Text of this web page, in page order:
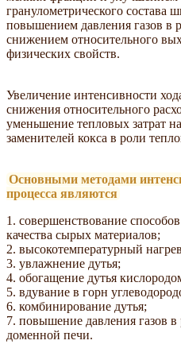
гранулометрического состава
повышением давления газов в
снижением относительного
физических свойств.
Увеличение интенсивности
снижения относительного
уменьшение тепловых затрат
заменителей кокса в роли
Основными методами
процесса являются
1. совершенствование
качества сырых материалов;
2. высокотемпературный
3. увлажнение дутья;
4. обогащение дутья
5. вдувание в горн
6. комбинирование дутья;
7. повышение давления газов в
доменной печи.